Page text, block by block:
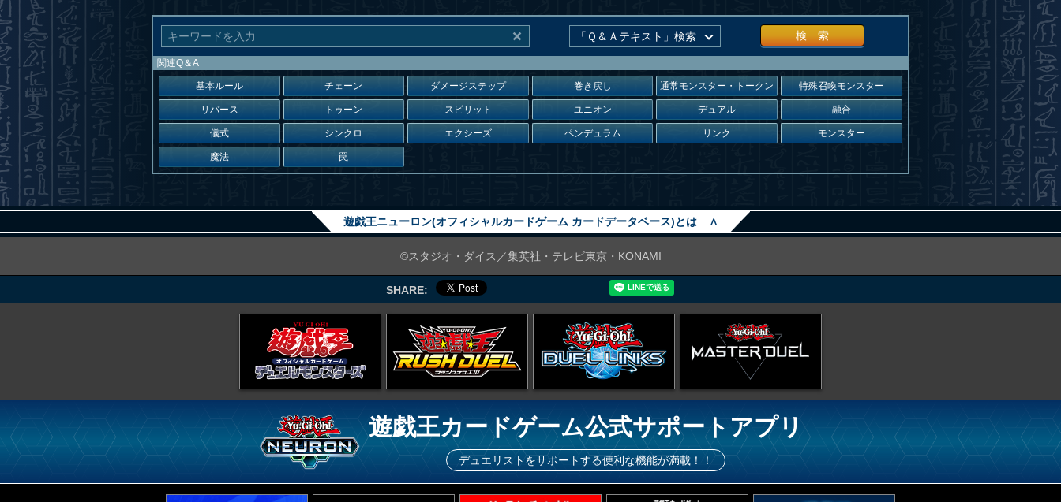
検 索
関連Q＆A
基本ルール チェーン ダメージステップ 巻き戻し 通常モンスター・トークン 特殊召喚モンスター
リバース トゥーン スピリット ユニオン デュアル 融合
儀式 シンクロ エクシーズ ペンデュラム リンク モンスター
魔法 罠
遊戯王ニューロン(オフィシャルカードゲーム カードデータベース)とは ∧
©スタジオ・ダイス／集英社・テレビ東京・KONAMI
SHARE:
遊戯王カードゲーム公式サポートアプリ
デュエリストをサポートする便利な機能が満載！！